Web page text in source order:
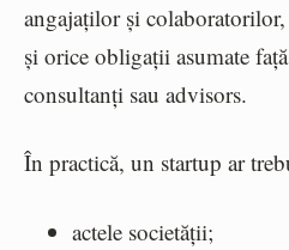
angajaților și
și orice obligații asumate
consultanți sau advisors.
În practică, un startup ar
actele societății;